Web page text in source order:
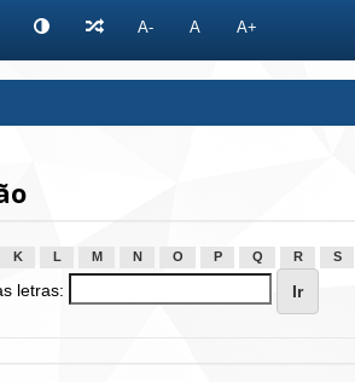
A- A A+
K L M N O P Q R S
letras: